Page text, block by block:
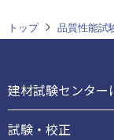
トップ 品質性能試
ッ
タ
ー
建材試験センター
試験・校正